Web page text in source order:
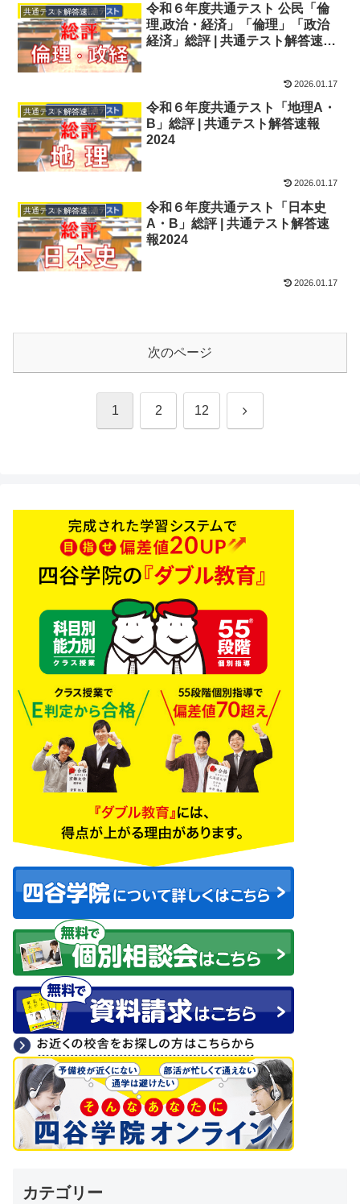
共通テスト解答速報2024
令和６年度共通テスト 公民「倫
理,政治・経済」「倫理」「政治
経済」総評 | 共通テスト解答速報
2026.01.17
共通テスト解答速報2024
令和６年度共通テスト「地理A・
B」総評 | 共通テスト解答速報
2024
2026.01.17
共通テスト解答速報2024
令和６年度共通テスト「日本史
A・B」総評 | 共通テスト解答速
報2024
2026.01.17
次のページ
1 2 12 次
カテゴリー